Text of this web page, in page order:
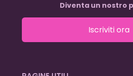
Diventa un nostro
Iscriviti ora